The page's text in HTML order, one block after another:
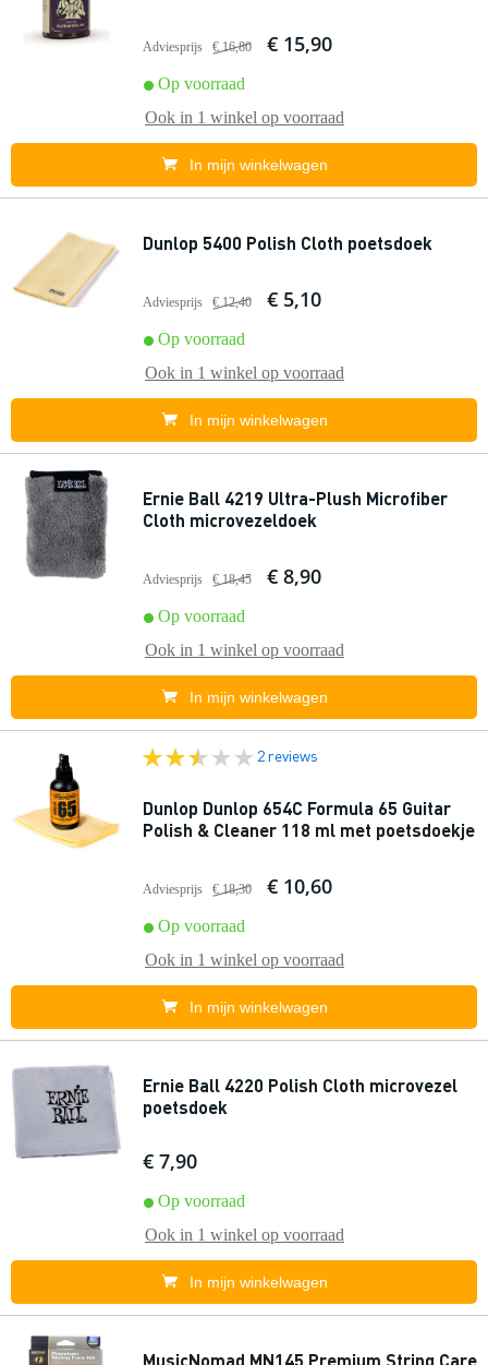
Adviesprijs € 16,80 € 15,90
Op voorraad
Ook in 1 winkel op voorraad
In mijn winkelwagen
Dunlop 5400 Polish Cloth poetsdoek
Adviesprijs € 12,40 € 5,10
Op voorraad
Ook in 1 winkel op voorraad
In mijn winkelwagen
Ernie Ball 4219 Ultra-Plush Microfiber
Cloth microvezeldoek
Adviesprijs € 18,45 € 8,90
Op voorraad
Ook in 1 winkel op voorraad
In mijn winkelwagen
2 reviews
Dunlop Dunlop 654C Formula 65 Guitar
Polish & Cleaner 118 ml met poetsdoekje
Adviesprijs € 18,30 € 10,60
Op voorraad
Ook in 1 winkel op voorraad
In mijn winkelwagen
Ernie Ball 4220 Polish Cloth microvezel
poetsdoek
€ 7,90
Op voorraad
Ook in 1 winkel op voorraad
In mijn winkelwagen
MusicNomad MN145 Premium String Care